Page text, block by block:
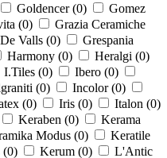
Goldencer (0)
Gomez
(0)
Grazia Ceramiche
Valls (0)
Grespania
Harmony (0) Heralgi (0)
I.Tiles (0) Ibero (0)
(0) Incolor (0)
(0) Iris (0) Italon (0)
Keraben (0)
Kerama
Modus (0)
Keratile
(0) Kerum (0)
L'Antic